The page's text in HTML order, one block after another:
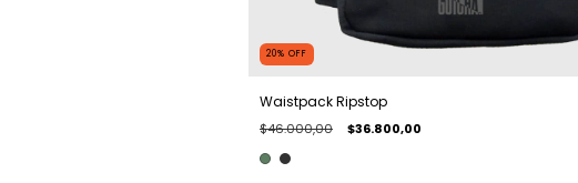
20% OFF
Waistpack Ripstop
$46.000,00 $36.800,00